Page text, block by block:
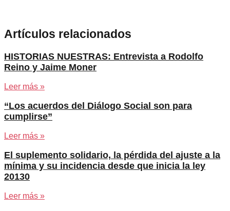
Artículos relacionados
HISTORIAS NUESTRAS: Entrevista a Rodolfo
Reino y Jaime Moner
Leer más »
“Los acuerdos del Diálogo Social son para
cumplirse”
Leer más »
El suplemento solidario, la pérdida del ajuste a la
mínima y su incidencia desde que inicia la ley
20130
Leer más »